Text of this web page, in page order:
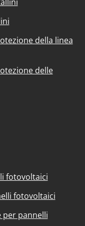
della linea
delle
fotovoltaici
fotovoltaici
per pannelli